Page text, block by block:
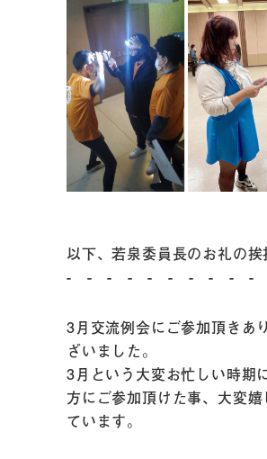
以下、若泉委員長のお礼の挨
- - - - - - - - - -
3月交流例会にご参加頂きあ
ざいました。
3月という大変お忙しい時期
方にご参加頂けた事、大変嬉
ています。